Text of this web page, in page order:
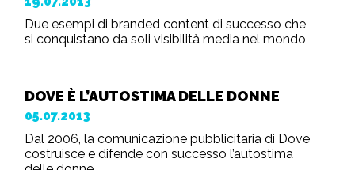
Due esempi di branded content di successo che
si conquistano da soli visibilità media nel mondo
DOVE È L’AUTOSTIMA DELLE DONNE
05.07.2013
Dal 2006, la comunicazione pubblicitaria di Dove
costruisce e difende con successo l’autostima